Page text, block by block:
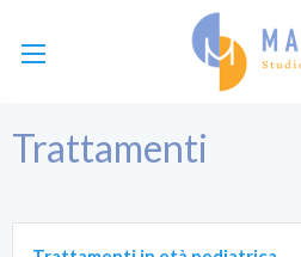
Trattamenti